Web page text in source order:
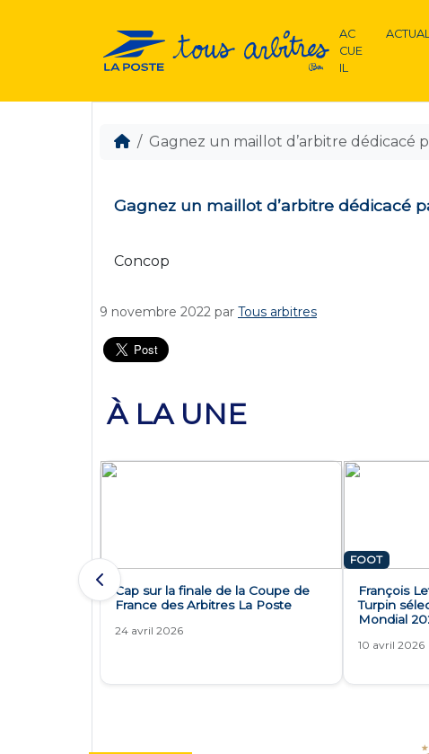
AC
CUE
IL
Gagnez un maillot d’arbitre dédicacé
Gagnez un maillot d’arbitre dédicacé
Concop
9 novembre 2022 par Tous arbitres
À LA UNE
Cap sur la finale de la Coupe de
France des Arbitres La Poste
24 avril 2026
FOOT
François
Turpin
Mondial
10 avril 2026